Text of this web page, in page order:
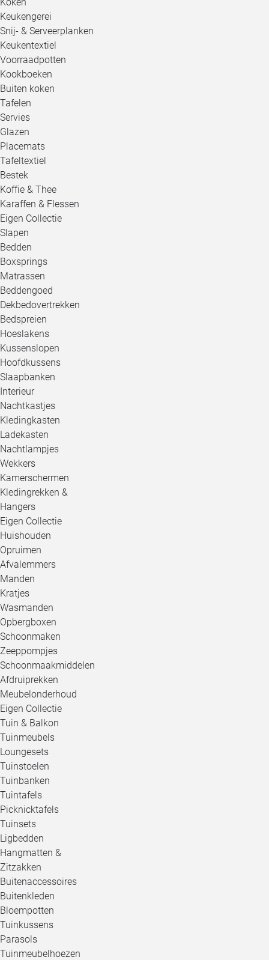
Keukengerei
Snij- & Serveerplanken
Keukentextiel
Voorraadpotten
Kookboeken
Buiten koken
Tafelen
Servies
Glazen
Placemats
Tafeltextiel
Bestek
Koffie & Thee
Karaffen & Flessen
Eigen Collectie
Slapen
Bedden
Boxsprings
Matrassen
Beddengoed
Dekbedovertrekken
Bedspreien
Hoeslakens
Kussenslopen
Hoofdkussens
Slaapbanken
Interieur
Nachtkastjes
Kledingkasten
Ladekasten
Nachtlampjes
Wekkers
Kamerschermen
Kledingrekken &
Hangers
Eigen Collectie
Huishouden
Opruimen
Afvalemmers
Manden
Kratjes
Wasmanden
Opbergboxen
Schoonmaken
Zeeppompjes
Schoonmaakmiddelen
Afdruiprekken
Meubelonderhoud
Eigen Collectie
Tuin & Balkon
Tuinmeubels
Loungesets
Tuinstoelen
Tuinbanken
Tuintafels
Picknicktafels
Tuinsets
Ligbedden
Hangmatten &
Zitzakken
Buitenaccessoires
Buitenkleden
Bloempotten
Tuinkussens
Parasols
Tuinmeubelhoezen